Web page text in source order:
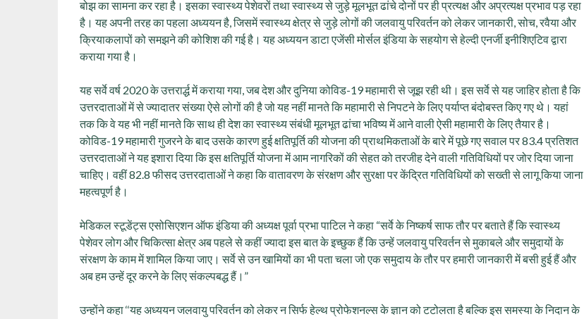
बोझ का सामना कर रहा है। इसका स्वास्थ्य पेशेवरों तथा स्वास्थ्य से जुड़े मूलभूत ढांचे दोनों पर ही प्रत्यक्ष और अप्रत्यक्ष प्रभाव पड़ रहा
है। यह अपनी तरह का पहला अध्ययन है, जिसमें स्वास्थ्य क्षेत्र से जुड़े लोगों की जलवायु परिवर्तन को लेकर जानकारी, सोच, रवैया और
क्रियाकलापों को समझने की कोशिश की गई है। यह अध्ययन डाटा एजेंसी मोर्सल इंडिया के सहयोग से हेल्दी एनर्जी इनीशिएटिव द्वारा
कराया गया है।
यह सर्वे वर्ष 2020 के उत्तरार्द्ध में कराया गया, जब देश और दुनिया कोविड-19 महामारी से जूझ रही थी। इस सर्वे से यह जाहिर होता है कि
उत्तरदाताओं में से ज्यादातर संख्या ऐसे लोगों की है जो यह नहीं मानते कि महामारी से निपटने के लिए पर्याप्त बंदोबस्त किए गए थे। यहां
तक कि वे यह भी नहीं मानते कि साथ ही देश का स्वास्थ्य संबंधी मूलभूत ढांचा भविष्य में आने वाली ऐसी महामारी के लिए तैयार है।
कोविड-19 महामारी गुजरने के बाद उसके कारण हुई क्षतिपूर्ति की योजना की प्राथमिकताओं के बारे में पूछे गए सवाल पर 83.4 प्रतिशत
उत्तरदाताओं ने यह इशारा दिया कि इस क्षतिपूर्ति योजना में आम नागरिकों की सेहत को तरजीह देने वाली गतिविधियों पर जोर दिया जाना
चाहिए। वहीं 82.8 फीसद उत्तरदाताओं ने कहा कि वातावरण के संरक्षण और सुरक्षा पर केंद्रित गतिविधियों को सख्ती से लागू किया जाना
महत्वपूर्ण है।
मेडिकल स्टूडेंट्स एसोसिएशन ऑफ इंडिया की अध्यक्ष पूर्वा प्रभा पाटिल ने कहा “सर्वे के निष्कर्ष साफ तौर पर बताते हैं कि स्वास्थ्य
पेशेवर लोग और चिकित्सा क्षेत्र अब पहले से कहीं ज्यादा इस बात के इच्छुक हैं कि उन्‍हें जलवायु परिवर्तन से मुकाबले और समुदायों के
संरक्षण के काम में शामिल किया जाए। सर्वे से उन खामियों का भी पता चला जो एक समुदाय के तौर पर हमारी जानकारी में बसी हुई हैं और
अब हम उन्हें दूर करने के लिए संकल्पबद्ध हैं।”
उन्‍होंने कहा ‘‘यह अध्‍ययन जलवायु परिवर्तन को लेकर न सिर्फ हेल्थ प्रोफेशनल्स के ज्ञान को टटोलता है बल्कि इस समस्या के निदान के